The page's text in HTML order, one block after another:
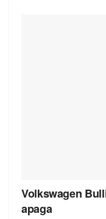
Volkswagen
apaga